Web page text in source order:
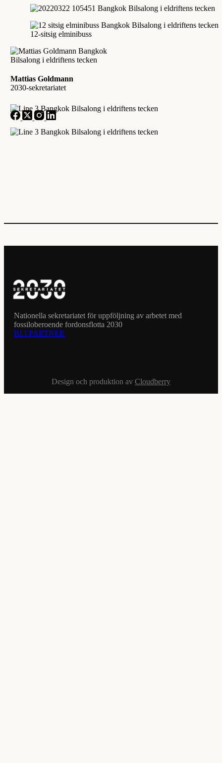
12-sitsig elminibuss
Mattias Goldmann
2030-sekretariatet
Nationella sekretariatet för uppföljning av arbetet med
fossiloberoende fordonsflotta 2030
BLI PARTNER
Design och produktion av Cloudberry